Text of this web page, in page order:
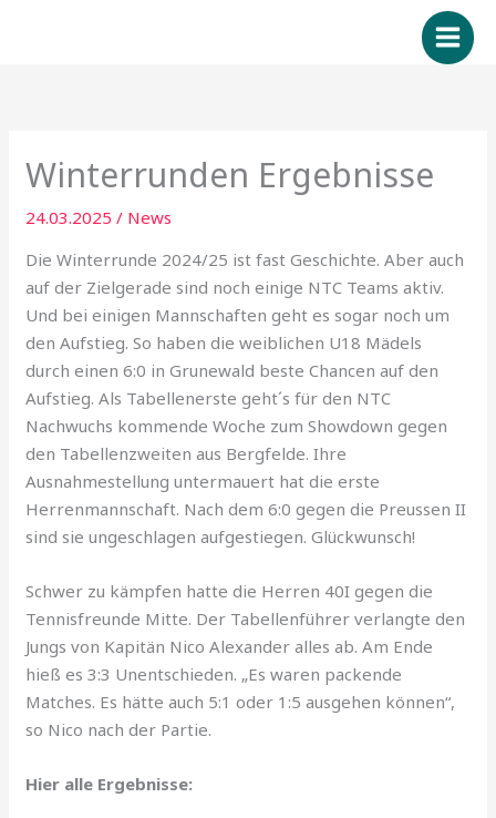
Winterrunden Ergebnisse
24.03.2025/ News
Die Winterrunde 2024/25 ist fast Geschichte. Aber auch
auf der Zielgerade sind noch einige NTC Teams aktiv.
Und bei einigen Mannschaften geht es sogar noch um
den Aufstieg. So haben die weiblichen U18 Mädels
durch einen 6:0 in Grunewald beste Chancen auf den
Aufstieg. Als Tabellenerste geht´s für den NTC
Nachwuchs kommende Woche zum Showdown gegen
den Tabellenzweiten aus Bergfelde. Ihre
Ausnahmestellung untermauert hat die erste
Herrenmannschaft. Nach dem 6:0 gegen die Preussen II
sind sie ungeschlagen aufgestiegen. Glückwunsch!
Schwer zu kämpfen hatte die Herren 40I gegen die
Tennisfreunde Mitte. Der Tabellenführer verlangte den
Jungs von Kapitän Nico Alexander alles ab. Am Ende
hieß es 3:3 Unentschieden. „Es waren packende
Matches. Es hätte auch 5:1 oder 1:5 ausgehen können“,
so Nico nach der Partie.
Hier alle Ergebnisse: